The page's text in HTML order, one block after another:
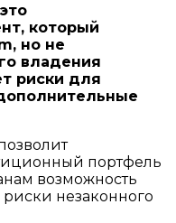
который
но не
владения
риски для
портфель
возможность
незаконного